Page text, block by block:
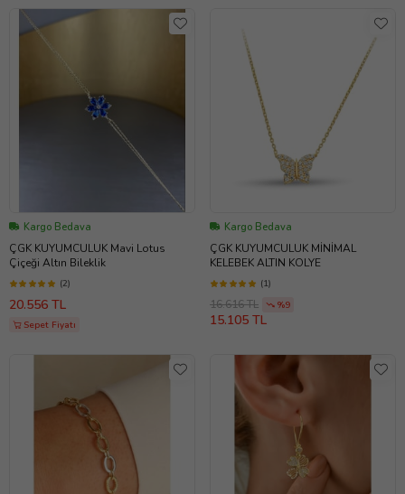
Kargo Bedava
ÇGK KUYUMCULUK Mavi Lotus
Çiçeği Altın Bileklik
(2)
20.556 TL
Sepet Fiyatı
Kargo Bedava
ÇGK KUYUMCULUK MİNİMAL
KELEBEK ALTIN KOLYE
(1)
16.616 TL %9
15.105 TL